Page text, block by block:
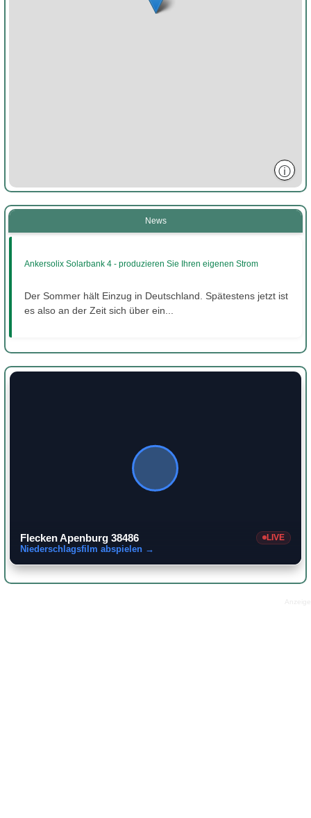
ⓘ
News
Ankersolix Solarbank 4 - produzieren Sie Ihren eigenen Strom
Der Sommer hält Einzug in Deutschland. Spätestens jetzt ist
es also an der Zeit sich über ein...
Flecken Apenburg 38486 LIVE
Niederschlagsfilm abspielen →